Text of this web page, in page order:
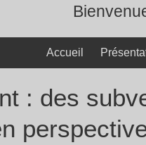
Accueil
: des